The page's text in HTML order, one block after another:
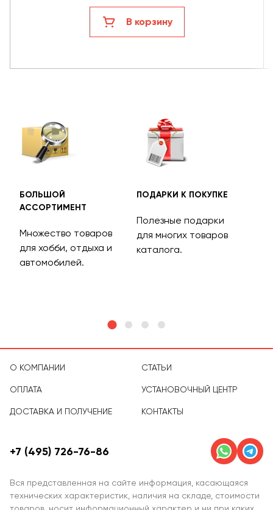
В корзину
БОЛЬШОЙ
АССОРТИМЕНТ
Множество товаров
для хобби, отдыха и
автомобилей.
ПОДАРКИ К ПОКУПКЕ
Полезные подарки
для многих товаров
каталога.
О КОМПАНИИ
ОПЛАТА
ДОСТАВКА И ПОЛУЧЕНИЕ
СТАТЬИ
УСТАНОВОЧНЫЙ ЦЕНТР
КОНТАКТЫ
Вся представленная на сайте информация, касающаяся
технических характеристик, наличия на складе, стоимости
+7 (495) 726-76-86